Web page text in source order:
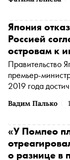
Вадим Палько
Япония
Россией
островам к
Правительство
премьер-
2019 года
японские СМИ
«У Помпео
о разнице в